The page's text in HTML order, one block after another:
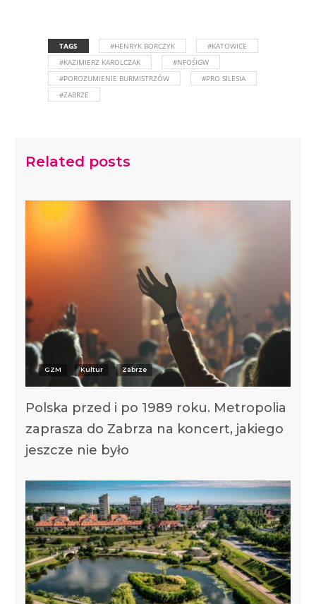
TAGS #HENRYK BORCZYK
#KATOWICE
#KAZIMIERZ KAROLCZAK
#NFOŚIGW
#POROZUMIENIE BURMISTRZÓW
#PRO SILESIA
#ZABRZE
Related posts
GZM Kultur Zabrze
Polska przed i po 1989 roku. Metropolia
zaprasza do Zabrza na koncert, jakiego
jeszcze nie było